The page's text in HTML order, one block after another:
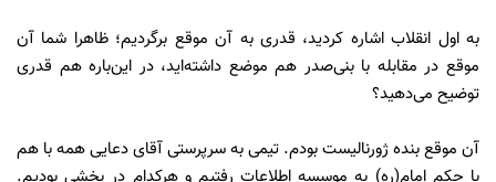
به اول انقلاب اشاره کردید، قدری به آن موقع برگردیم؛ ظاهرا شما آن
موقع در مقابله با بنی‌صدر هم موضع داشته‌اید، در این‌باره هم قدری
توضیح می‌دهید؟
آن موقع بنده ژورنالیست بودم. تیمی به سرپرستی آقای دعایی همه با هم